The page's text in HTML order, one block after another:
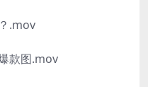
.mov
款图.mov